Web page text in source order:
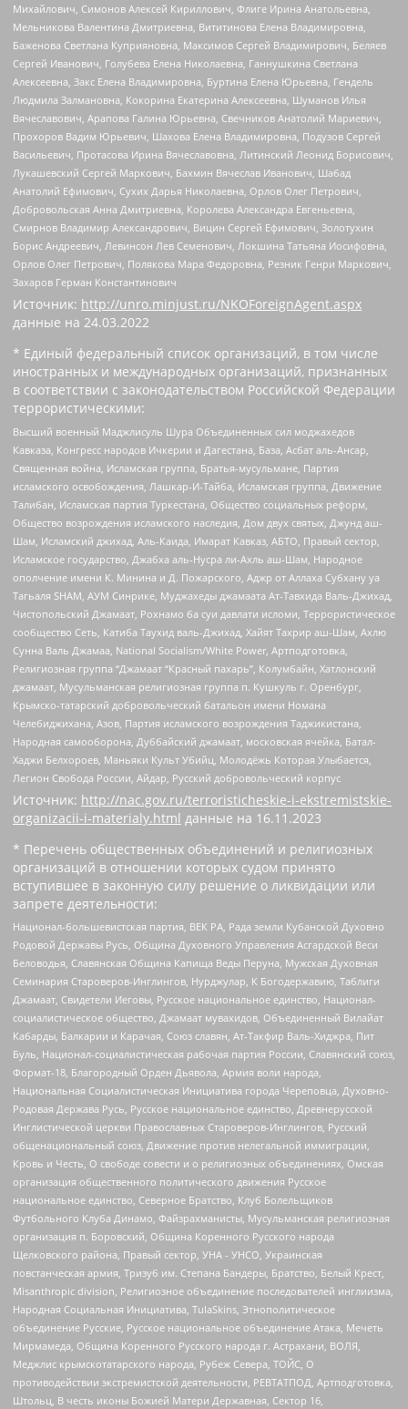
Михайлович, Симонов Алексей Кириллович, Флиге Ирина Анатольевна,
Мельникова Валентина Дмитриевна, Вититинова Елена Владимировна,
Баженова Светлана Куприяновна, Максимов Сергей Владимирович, Беляев
Сергей Иванович, Голубева Елена Николаевна, Ганнушкина Светлана
Алексеевна, Закс Елена Владимировна, Буртина Елена Юрьевна, Гендель
Людмила Залмановна, Кокорина Екатерина Алексеевна, Шуманов Илья
Вячеславович, Арапова Галина Юрьевна, Свечников Анатолий Мариевич,
Прохоров Вадим Юрьевич, Шахова Елена Владимировна, Подузов Сергей
Васильевич, Протасова Ирина Вячеславовна, Литинский Леонид Борисович,
Лукашевский Сергей Маркович, Бахмин Вячеслав Иванович, Шабад
Анатолий Ефимович, Сухих Дарья Николаевна, Орлов Олег Петрович,
Добровольская Анна Дмитриевна, Королева Александра Евгеньевна,
Смирнов Владимир Александрович, Вицин Сергей Ефимович, Золотухин
Борис Андреевич, Левинсон Лев Семенович, Локшина Татьяна Иосифовна,
Орлов Олег Петрович, Полякова Мара Федоровна, Резник Генри Маркович,
Захаров Герман Константинович
Источник: http://unro.minjust.ru/NKOForeignAgent.aspx
данные на 24.03.2022
* Единый федеральный список организаций, в том числе
иностранных и международных организаций, признанных
в соответствии с законодательством Российской Федерации
террористическими:
Высший военный Маджлисуль Шура Объединенных сил моджахедов
Кавказа, Конгресс народов Ичкерии и Дагестана, База, Асбат аль-Ансар,
Священная война, Исламская группа, Братья-мусульмане, Партия
исламского освобождения, Лашкар-И-Тайба, Исламская группа, Движение
Талибан, Исламская партия Туркестана, Общество социальных реформ,
Общество возрождения исламского наследия, Дом двух святых, Джунд аш-
Шам, Исламский джихад, Аль-Каида, Имарат Кавказ, АБТО, Правый сектор,
Исламское государство, Джабха аль-Нусра ли-Ахль аш-Шам, Народное
ополчение имени К. Минина и Д. Пожарского, Аджр от Аллаха Субхану уа
Тагьаля SHAM, АУМ Синрике, Муджахеды джамаата Ат-Тавхида Валь-Джихад,
Чистопольский Джамаат, Рохнамо ба суи давлати исломи, Террористическое
сообщество Сеть, Катиба Таухид валь-Джихад, Хайят Тахрир аш-Шам, Ахлю
Сунна Валь Джамаа, National Socialism/White Power, Артподготовка,
Религиозная группа “Джамаат “Красный пахарь”, Колумбайн, Хатлонский
джамаат, Мусульманская религиозная группа п. Кушкуль г. Оренбург,
Крымско-татарский добровольческий батальон имени Номана
Челебиджихана, Азов, Партия исламского возрождения Таджикистана,
Народная самооборона, Дуббайский джамаат, московская ячейка, Батал-
Хаджи Белхороев, Маньяки Культ Убийц, Молодёжь Которая Улыбается,
Легион Свобода России, Айдар, Русский добровольческий корпус
Источник: http://nac.gov.ru/terroristicheskie-i-ekstremistskie-
organizacii-i-materialy.html данные на 16.11.2023
* Перечень общественных объединений и религиозных
организаций в отношении которых судом принято
вступившее в законную силу решение о ликвидации или
запрете деятельности:
Национал-большевистская партия, ВЕК РА, Рада земли Кубанской Духовно
Родовой Державы Русь, Община Духовного Управления Асгардской Веси
Беловодья, Славянская Община Капища Веды Перуна, Мужская Духовная
Семинария Староверов-Инглингов, Нурджулар, К Богодержавию, Таблиги
Джамаат, Свидетели Иеговы, Русское национальное единство, Национал-
социалистическое общество, Джамаат мувахидов, Объединенный Вилайат
Кабарды, Балкарии и Карачая, Союз славян, Ат-Такфир Валь-Хиджра, Пит
Буль, Национал-социалистическая рабочая партия России, Славянский союз,
Формат-18, Благородный Орден Дьявола, Армия воли народа,
Национальная Социалистическая Инициатива города Череповца, Духовно-
Родовая Держава Русь, Русское национальное единство, Древнерусской
Инглистической церкви Православных Староверов-Инглингов, Русский
общенациональный союз, Движение против нелегальной иммиграции,
Кровь и Честь, О свободе совести и о религиозных объединениях, Омская
организация общественного политического движения Русское
национальное единство, Северное Братство, Клуб Болельщиков
Футбольного Клуба Динамо, Файзрахманисты, Мусульманская религиозная
организация п. Боровский, Община Коренного Русского народа
Щелковского района, Правый сектор, УНА - УНСО, Украинская
повстанческая армия, Тризуб им. Степана Бандеры, Братство, Белый Крест,
Misanthropic division, Религиозное объединение последователей инглиизма,
Народная Социальная Инициатива, TulaSkins, Этнополитическое
объединение Русские, Русское национальное объединение Атака, Мечеть
Мирмамеда, Община Коренного Русского народа г. Астрахани, ВОЛЯ,
Меджлис крымскотатарского народа, Рубеж Севера, ТОЙС, О
противодействии экстремистской деятельности, РЕВТАТПОД, Артподготовка,
Штольц, В честь иконы Божией Матери Державная, Сектор 16,